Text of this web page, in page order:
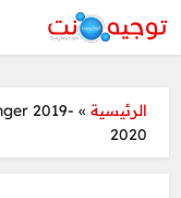
الرئيسية »
2019-
2020